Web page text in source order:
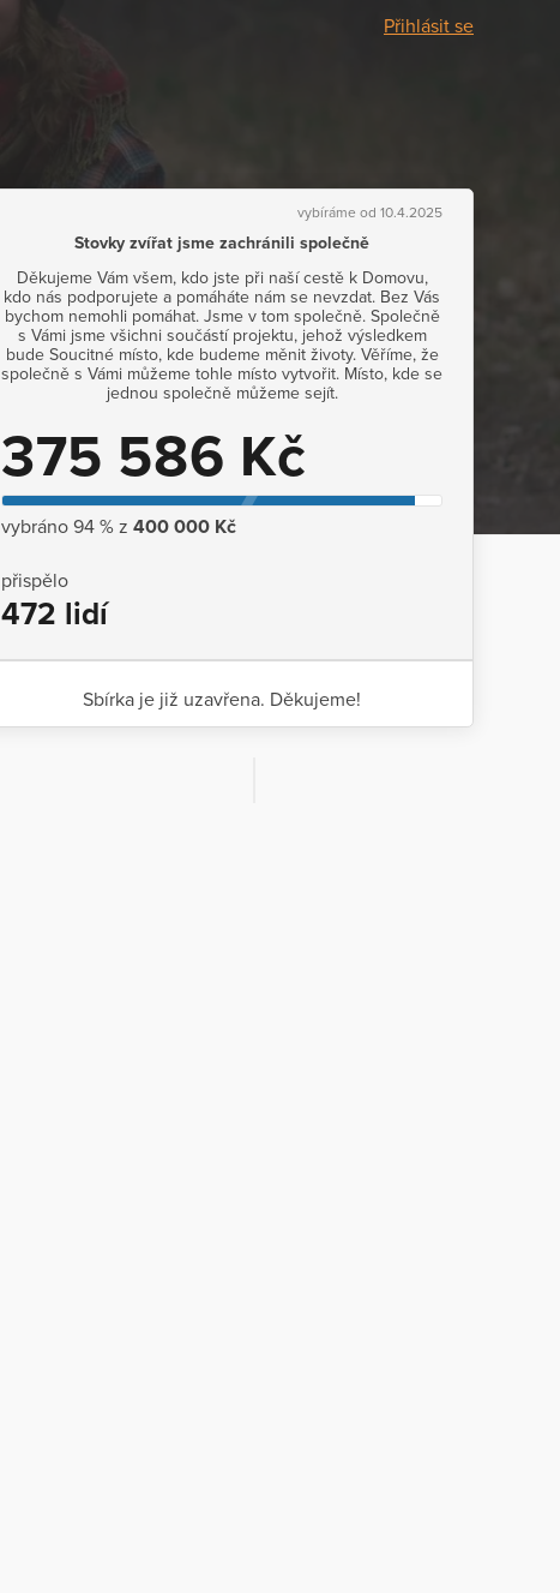
Přihlásit se
vybíráme od 10.4.2025
Stovky zvířat jsme zachránili společně
Děkujeme Vám všem, kdo jste při naší cestě k Domovu,
kdo nás podporujete a pomáháte nám se nevzdat. Bez Vás
bychom nemohli pomáhat. Jsme v tom společně. Společně
s Vámi jsme všichni součástí projektu, jehož výsledkem
bude Soucitné místo, kde budeme měnit životy. Věříme, že
společně s Vámi můžeme tohle místo vytvořit. Místo, kde se
jednou společně můžeme sejít.
375 586 Kč
vybráno 94 % z 400 000 Kč
přispělo
472 lidí
Sbírka je již uzavřena. Děkujeme!